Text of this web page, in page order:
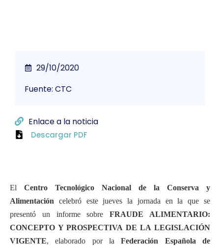
El Centro Tecnológico Nacional de la Conserva y
Alimentación celebró este jueves la jornada en la que se
presentó un informe sobreFRAUDE ALIMENTARIO:
CONCEPTO Y PROSPECTIVA DE LA LEGISLACIÓN
VIGENTE, elaborado por laFederación Española de
29/10/2020
Fuente: CTC
Enlace a la noticia
Descargar PDF